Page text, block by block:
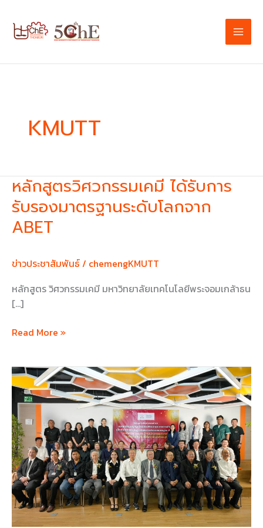
content
KMUTT
หลักสูตรวิศวกรรมเคมี ได้รับการ
รับรองมาตรฐานระดับโลกจาก
ABET
ข่าวประชาสัมพันธ์/ chemengKMUTT
หลักสูตร วิศวกรรมเคมี มหาวิทยาลัยเทคโนโลยีพระจอมเกล้าธน
[…]
หลักสูตร
วิศวกรรม
เคมี
ได้
การ
รับรอง
มาตรฐาน
ระดับ
จาก
Read More »
กิจกรรม
เสวนา
แลก
เปลี่ยน
ประสบการณ์
ด้าน
การ
พัฒนา
หลักสูตร
สู่
มาตรฐาน